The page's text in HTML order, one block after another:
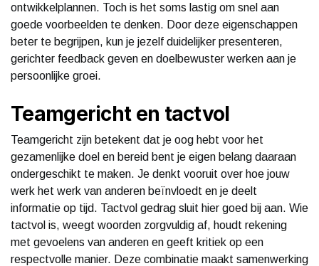
ontwikkelplannen. Toch is het soms lastig om snel aan
goede voorbeelden te denken. Door deze eigenschappen
beter te begrijpen, kun je jezelf duidelijker presenteren,
gerichter feedback geven en doelbewuster werken aan je
persoonlijke groei.
Teamgericht en tactvol
Teamgericht zijn betekent dat je oog hebt voor het
gezamenlijke doel en bereid bent je eigen belang daaraan
ondergeschikt te maken. Je denkt vooruit over hoe jouw
werk het werk van anderen beïnvloedt en je deelt
informatie op tijd. Tactvol gedrag sluit hier goed bij aan. Wie
tactvol is, weegt woorden zorgvuldig af, houdt rekening
met gevoelens van anderen en geeft kritiek op een
respectvolle manier. Deze combinatie maakt samenwerking